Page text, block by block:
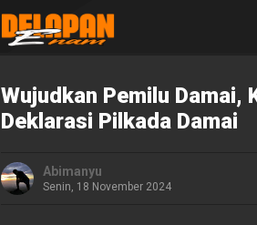
Wujudkan Pemilu Damai,
Deklarasi Pilkada Damai
Abimanyu
Senin, 18 November 2024